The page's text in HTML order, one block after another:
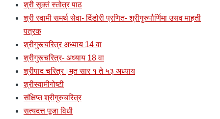
श्री सूक्तं स्तोत्र पाठ
श्री स्वामी समर्थ सेवा- दिंडोरी प्रणित- श्रीगुरुपौर्णिमा उसव माहती
पत्रक
श्रीगुरूचरित्र अध्याय 14 वा
श्रीगुरूचरित्र- अध्याय 18 वा
श्रीपाद चरित्र।मृत सार १ ते ५३ अध्याय
श्रीस्वामीगोष्टी
संक्षिप्त श्रीगुरुचरित्र
सत्यदत्त पूजा विधी